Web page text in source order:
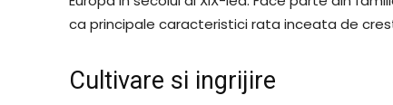
ca principale caracteristici rata inceata de
Cultivare si ingrijire